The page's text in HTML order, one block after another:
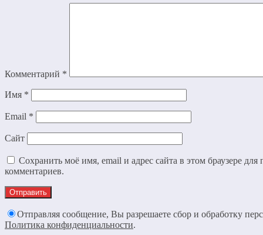
Комментарий *
Имя *
Email *
Сайт
Сохранить моё имя, email и адрес сайта в этом браузере
комментариев.
Отправляя сообщение, Вы разрешаете сбор и обработку
Политика конфиденциальности.